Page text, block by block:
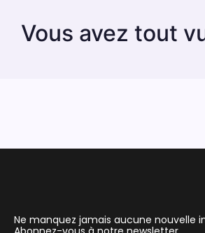
Vous avez tout
Ne manquez jamais aucune nouvelle